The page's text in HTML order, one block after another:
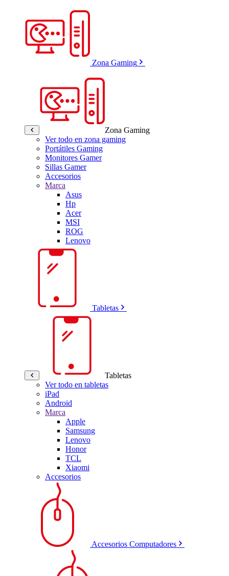
Zona Gaming
Zona Gaming
Ver todo en zona gaming
Portátiles Gaming
Monitores Gamer
Sillas Gamer
Accesorios
Marca
Asus
Hp
Acer
MSI
ROG
Lenovo
Tabletas
Tabletas
Ver todo en tabletas
iPad
Android
Marca
Apple
Samsung
Lenovo
Honor
TCL
Xiaomi
Accesorios
Accesorios Computadores